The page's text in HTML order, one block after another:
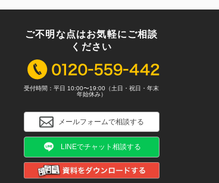
ご不明な点はお気軽にご相談
ください
受付時間：平日 10:00〜19:00（土日・祝日・年末
年始休み）
メールフォームで相談する
LINEでチャット相談する